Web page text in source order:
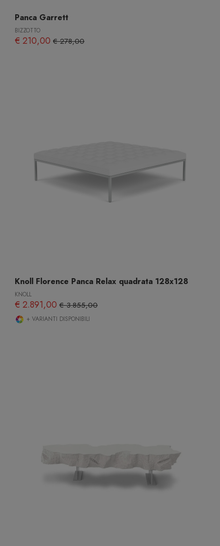
Panca Garrett
BIZZOTTO
€ 210,00 € 278,00
Knoll Florence Panca Relax quadrata 128x128
KNOLL
€ 2.891,00 € 3.855,00
+ VARIANTI DISPONIBILI